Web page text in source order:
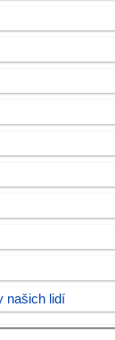
našich lidí